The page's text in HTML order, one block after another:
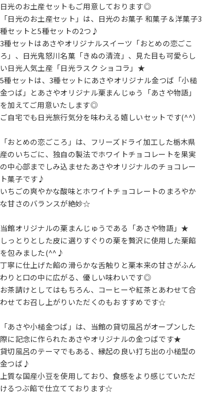
日光のお土産セットもご用意しております◎
「日光のお土産セット」は、日光のお菓子 和菓子＆洋菓子3
種セットと5種セットの2つ♪
3種セットはあさやオリジナルスイーツ「おとめの恋ごこ
ろ」、日光鬼怒川名菓「きぬの清流」、見た目も可愛らし
い日光人気土産「日光ラスク ショコラ」★
5種セットは、3種セットにあさやオリジナル金つば「小槌
金つば」とあさやオリジナル栗まんじゅう「あさや物語」
を加えてご用意いたします◎
ご自宅でも日光旅行気分を味わえる嬉しいセットです(^^）
「おとめの恋ごころ」は、フリーズドライ加工した栃木県
産のいちごに、独自の製法でホワイトチョコレートを果実
の中心部までしみ込ませたあさやオリジナルのチョコレー
ト菓子です♪
いちごの爽やかな酸味とホワイトチョコレートのまろやか
な甘さのバランスが絶妙☆
当館オリジナルの栗まんじゅうである「あさや物語」★
しっとりとした皮に選りすぐりの栗を贅沢に使用した栗餡
を包みました(^^♪
丁寧に仕上げた餡の滑らかな舌触りと栗本来の甘さがふん
わりと口の中に広がる、優しい味わいです◎
お茶請けとしてはもちろん、コーヒーや紅茶とあわせて合
わせてお召し上がりいただくのもおすすめです☆
「あさや小槌金つば」は、当館の貸切風呂がオープンした
際に記念に作られたあさやオリジナルの金つばです★
貸切風呂のテーマでもある、縁起の良い打ち出の小槌型の
金つば♪
上質な国産小豆を使用しており、食感をより感じていただ
けるつぶ餡で仕立てております☆